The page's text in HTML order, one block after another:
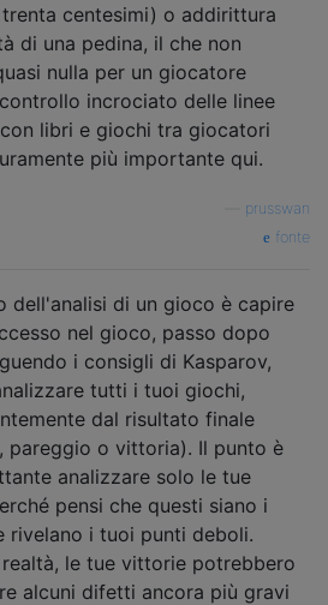
centesimi) o addirittura
di una pedina, il che non
nulla per un giocatore
incrociato delle linee
libri e giochi tra giocatori
più importante qui.
prusswan
fonte
dell'analisi di un gioco è capire
nel gioco, passo dopo
i consigli di Kasparov,
tutti i tuoi giochi,
dal risultato finale
pareggio o vittoria). Il punto è
analizzare solo le tue
pensi che questi siano i
rivelano i tuoi punti deboli.
le tue vittorie potrebbero
alcuni difetti ancora più gravi